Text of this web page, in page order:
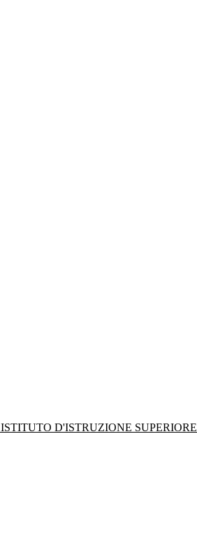
ISTITUTO D'ISTRUZIONE SUPERIORE